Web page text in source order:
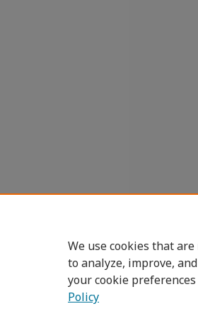
We use cookies that
to analyze, improve,
your cookie
Policy